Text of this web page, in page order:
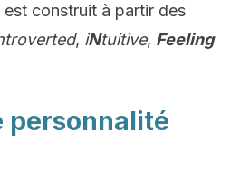
est construit à partir des
, iNtuitive, Feeling
personnalité